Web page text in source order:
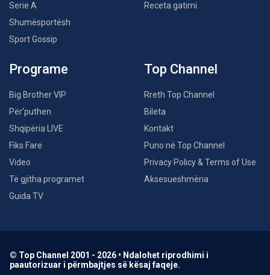
Serie A
Shumësportësh
Sport Gossip
Receta gatimi
Programe
Big Brother VIP
Për’puthen
Shqipëria LIVE
Fiks Fare
Video
Të gjitha programet
Guida TV
Top Channel
Rreth Top Channel
Bileta
Kontakt
Puno në Top Channel
Privacy Policy & Terms of Use
Aksesueshmëria
© Top Channel 2001 - 2026 • Ndalohet riprodhimi i
paautorizuar i përmbajtjes së kësaj faqeje.